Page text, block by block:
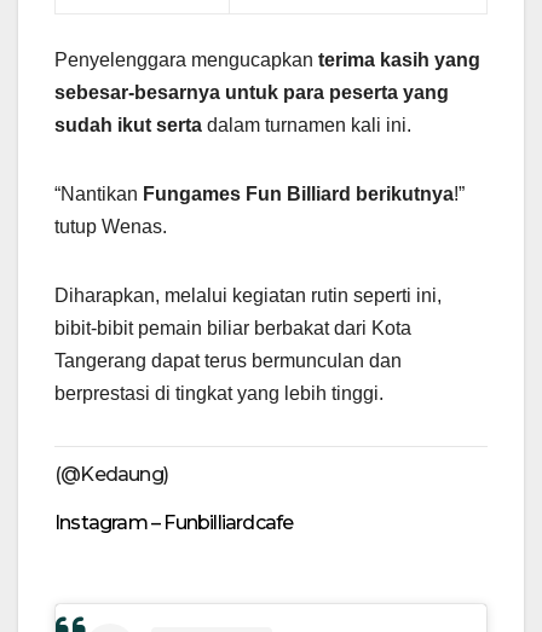
Penyelenggara mengucapkan terima kasih yang
sebesar-besarnya untuk para peserta yang
sudah ikut serta dalam turnamen kali ini.
“Nantikan Fungames Fun Billiard berikutnya!”
tutup Wenas.
Diharapkan, melalui kegiatan rutin seperti ini,
bibit-bibit pemain biliar berbakat dari Kota
Tangerang dapat terus bermunculan dan
berprestasi di tingkat yang lebih tinggi.
(@Kedaung)
Instagram – Funbilliardcafe